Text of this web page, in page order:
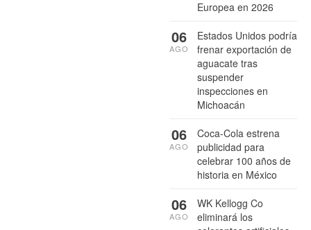
Europea en 2026
Estados Unidos podría
frenar exportación de
aguacate tras
suspender
inspecciones en
Michoacán
06
AGO
Coca-Cola estrena
publicidad para
celebrar 100 años de
historia en México
06
AGO
WK Kellogg Co
eliminará los
06
AGO